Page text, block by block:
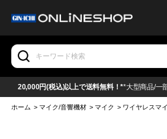
20,000円(税込)以上で送料無料！**大型商品/一
ホーム >マイク/音響機材 >マイク > ワイヤレスマ